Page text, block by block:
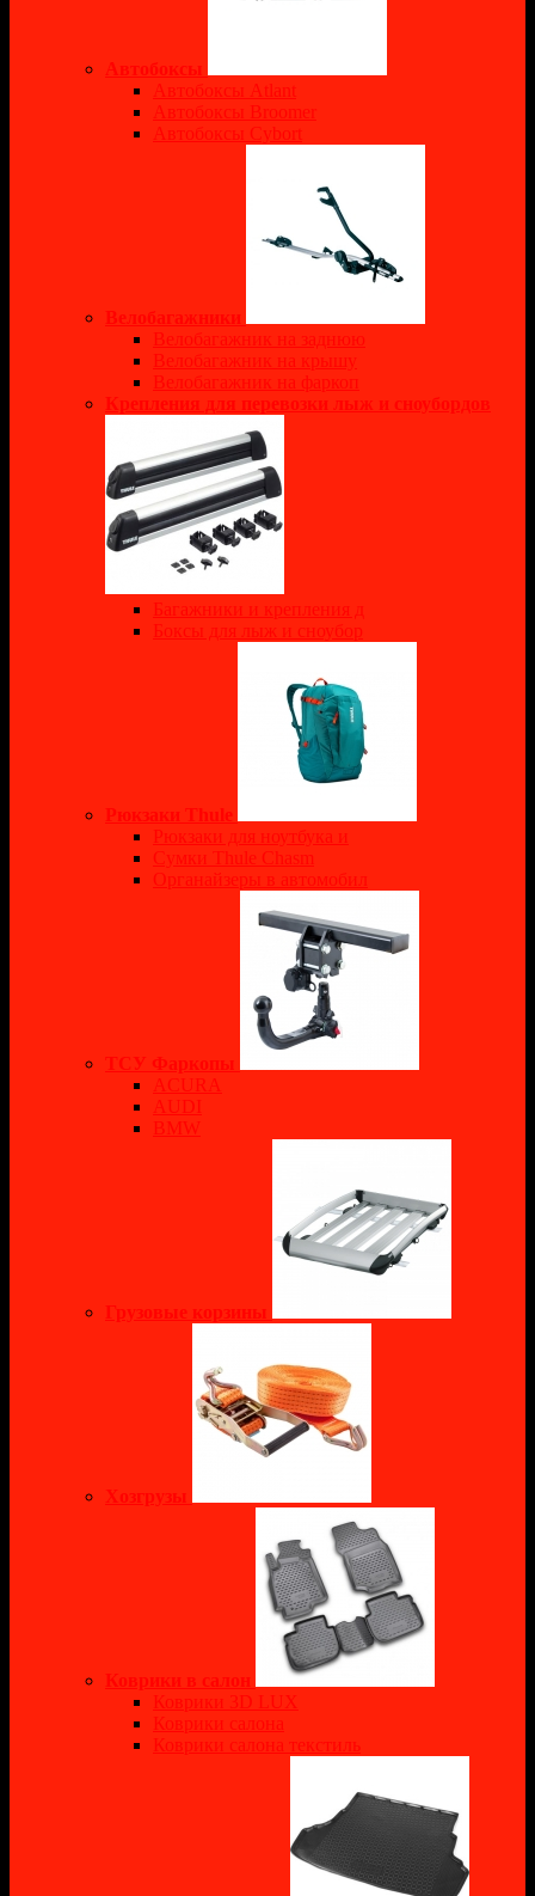
Автобоксы
Автобоксы Atlant
Автобоксы Broomer
Автобоксы Cybort
Велобагажники
Велобагажник на заднюю
Велобагажник на крышу
Велобагажник на фаркоп
Крепления для перевозки лыж и сноубордов
Багажники и крепления д
Боксы для лыж и сноубор
Рюкзаки Thule
Рюкзаки для ноутбука и
Сумки Thule Chasm
Органайзеры в автомобил
ТСУ Фаркопы
ACURA
AUDI
BMW
Грузовые корзины
Хозгрузы
Коврики в салон
Коврики 3D LUX
Коврики салона
Коврики салона текстиль